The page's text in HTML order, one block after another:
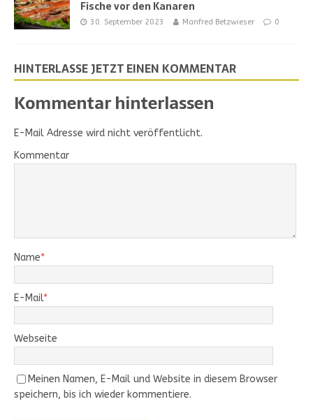
Fische vor den Kanaren
30. September 2023 Manfred Betzwieser 0
HINTERLASSE JETZT EINEN KOMMENTAR
Kommentar hinterlassen
E-Mail Adresse wird nicht veröffentlicht.
Kommentar
Name*
E-Mail*
Webseite
Meinen Namen, E-Mail und Website in diesem Browser
speichern, bis ich wieder kommentiere.